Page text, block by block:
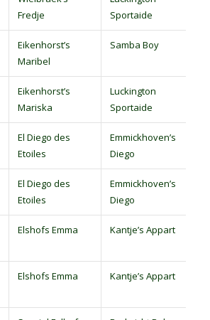
Fredje
Sportaide
Eikenhorst’s
Maribel
Samba Boy
Eikenhorst’s
Mariska
Luckington
Sportaide
El Diego des
Etoiles
Emmickhoven’s
Diego
El Diego des
Etoiles
Emmickhoven’s
Diego
Elshofs Emma Kantje’s Appart
Elshofs Emma Kantje’s Appart